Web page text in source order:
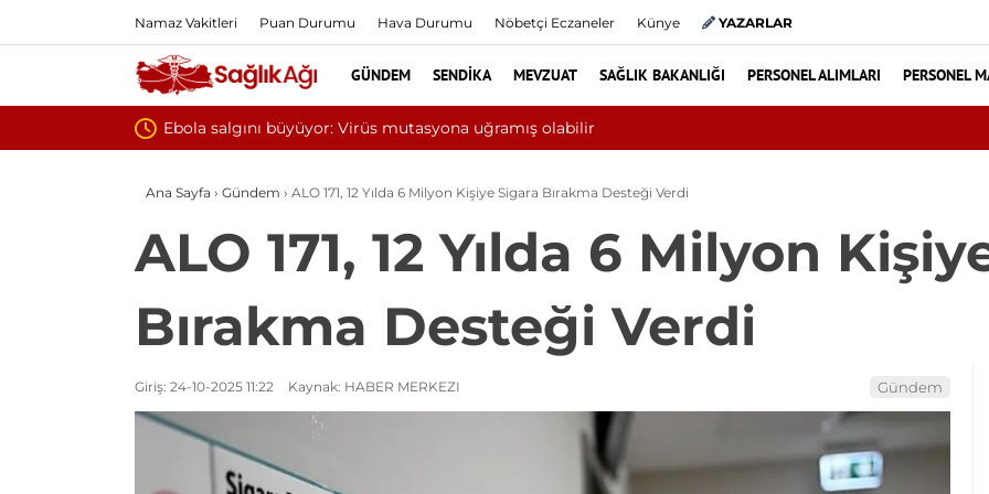
Namaz Vakitleri Puan Durumu Hava Durumu Nöbetçi Eczaneler Künye YAZARLAR
GÜNDEM SENDIKA MEVZUAT SAĞLIK BAKANLIĞI PERSONEL ALIMLARI PERSONEL
Yılın ilk 6 ayında 10 bini aşkın hasta hiperbarik oksijen tedavisinden
Ana Sayfa › Gündem › ALO 171, 12 Yılda 6 Milyon Kişiye Sigara Bırakma Desteği Verdi
ALO 171, 12 Yılda 6 Milyon
Bırakma Desteği Verdi
Giriş: 24-10-2025 11:22 Kaynak: HABER MERKEZI Gündem